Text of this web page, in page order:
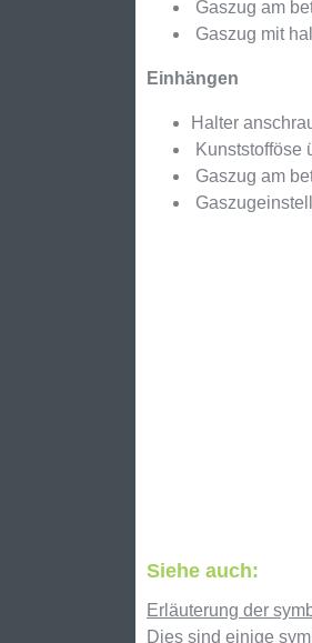
Gaszug am
Gaszug mit
Einhängen
Halter
Kunststofföse
Gaszug am
Siehe auch:
Erläuterung der
Dies sind einige